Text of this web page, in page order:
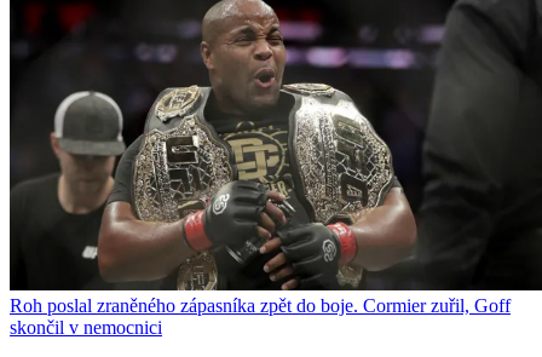
Roh poslal zraněného zápasníka zpět do boje. Cormier zuřil, Goff
skončil v nemocnici